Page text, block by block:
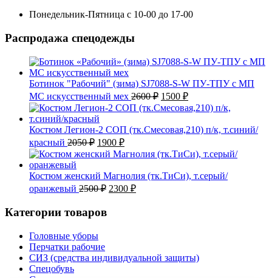
Понедельник-Пятница с 10-00 до 17-00
Распродажа спецодежды
Ботинок "Рабочий" (зима) SJ7088-S-W ПУ-ТПУ с МП
МС искусственный мех 2600₽ Первоначальная
цена
составляла
2600 ₽.
1500 ₽Текущая
цена:
Костюм Легион-2 СОП (тк.Смесовая,210) п/к, т.синий/
красный 2050₽ Первоначальная
цена
составляла
2050 ₽.
1900 ₽Текущая
цена:
Костюм женский Магнолия (тк.ТиСи), т.серый/
оранжевый 2500₽ Первоначальная
2300 ₽Текущая
Категории товаров
Головные уборы
Перчатки рабочие
СИЗ (средства индивидуальной защиты)
Спецобувь